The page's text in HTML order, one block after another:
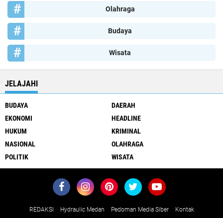
Olahraga
Budaya
Wisata
JELAJAHI
BUDAYA
DAERAH
EKONOMI
HEADLINE
HUKUM
KRIMINAL
NASIONAL
OLAHRAGA
POLITIK
WISATA
REDAKSI Hydraulic Medan Pedoman Media Siber Kontak